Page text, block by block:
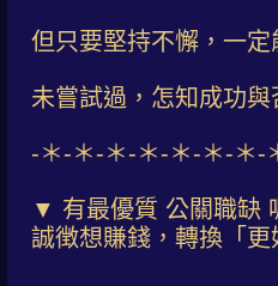
但只要堅持不懈，一定
未嘗試過，怎知成功
-＊-＊-＊-＊-＊-＊-＊-
▼ 有最優質 公關職缺
誠徴想賺錢，轉換「